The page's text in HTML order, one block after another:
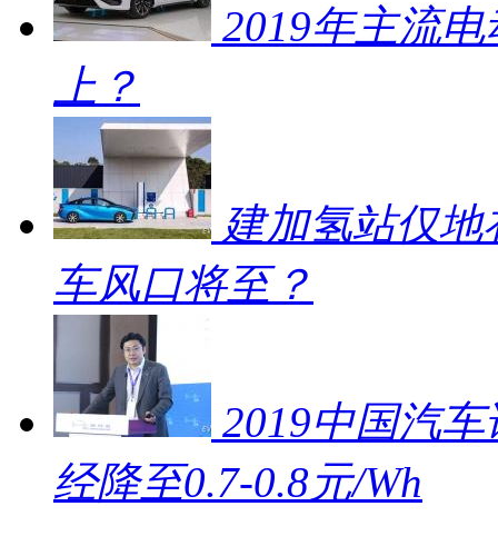
2019年主流
上？
建加氢站仅地
车风口将至？
2019中国汽
经降至0.7-0.8元/Wh